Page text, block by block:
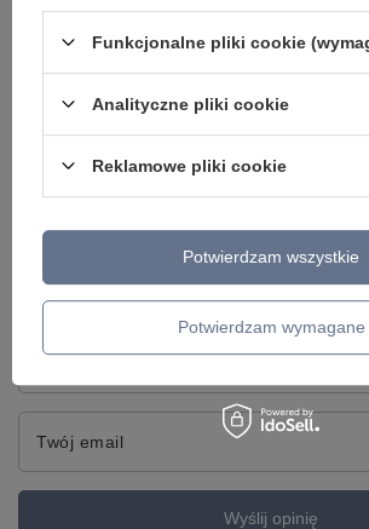
5/
Treść twojej opinii
Dodaj własne zdjęcie produktu:
Twój email
Wyślij opinię
Funkcjonalne pliki cookie
Analityczne pliki cookie
Reklamowe pliki cookie
Potwierdzam wymagane
Potwierdzam wszystkie